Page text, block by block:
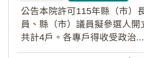
申報公告資料」查閱。
公告本院許可115年縣（市）
員、縣（市）議員擬參選人開
共計4戶。各專戶得收受政治...